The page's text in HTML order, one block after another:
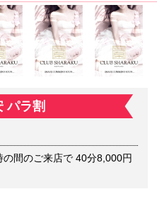
パラ割
の間のご来店で 40分8,000円